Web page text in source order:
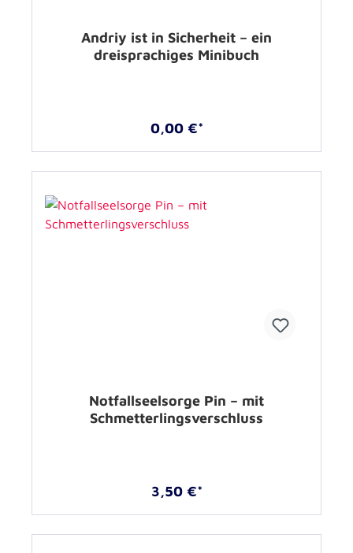
Andriy ist in Sicherheit – ein
dreisprachiges Minibuch
0,00 €*
Notfallseelsorge Pin – mit
Schmetterlingsverschluss
3,50 €*